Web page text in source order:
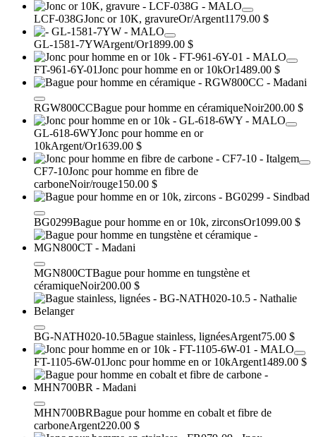
LCF-038GJonc or 10K, gravureOr/Argent1179.00 $
GL-1581-7YWArgent/Or1899.00 $
FT-961-6Y-01Jonc pour homme en or 10kOr1489.00 $
RGW800CCBague pour homme en céramiqueNoir200.00 $
GL-618-6WYJonc pour homme en or
10kArgent/Or1639.00 $
CF7-10Jonc pour homme en fibre de
carboneNoir/rouge150.00 $
BG0299Bague pour homme en or 10k, zirconsOr1099.00 $
MGN800CTBague pour homme en tungstène et
céramiqueNoir200.00 $
BG-NATH020-10.5Bague stainless, lignéesArgent75.00 $
FT-1105-6W-01Jonc pour homme en or 10kArgent1489.00 $
MHN700BRBague pour homme en cobalt et fibre de
carboneArgent220.00 $